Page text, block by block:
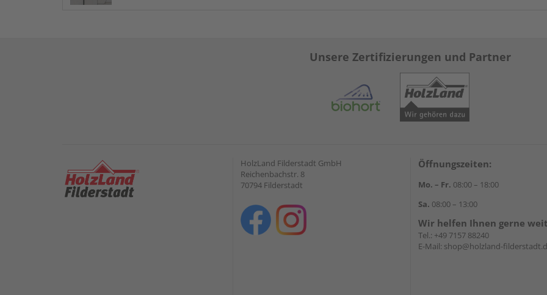
Unsere Zertifizierungen und Partner
HolzLand Filderstadt GmbH
Reichenbachstr. 8
70794 Filderstadt
Öffnungszeiten:
Mo. – Fr. 08:00 – 18:00
Sa. 08:00 – 13:00
Wir helfen Ihnen gerne
Tel.: +49 7157 88240
E-Mail: shop@holzland-